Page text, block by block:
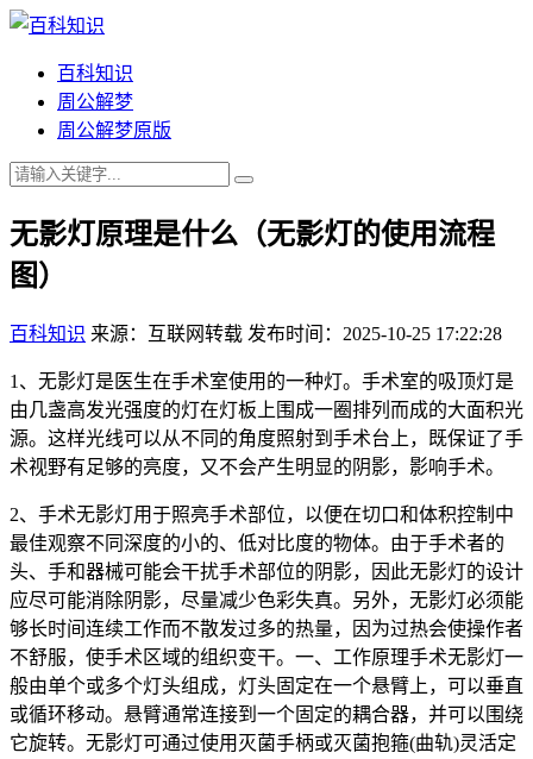
百科知识
周公解梦
周公解梦原版
无影灯原理是什么（无影灯的使用流程
图）
百科知识 来源：互联网转载 发布时间：2025-10-25 17:22:28
1、无影灯是医生在手术室使用的一种灯。手术室的吸顶灯是
由几盏高发光强度的灯在灯板上围成一圈排列而成的大面积光
源。这样光线可以从不同的角度照射到手术台上，既保证了手
术视野有足够的亮度，又不会产生明显的阴影，影响手术。
2、手术无影灯用于照亮手术部位，以便在切口和体积控制中
最佳观察不同深度的小的、低对比度的物体。由于手术者的
头、手和器械可能会干扰手术部位的阴影，因此无影灯的设计
应尽可能消除阴影，尽量减少色彩失真。另外，无影灯必须能
够长时间连续工作而不散发过多的热量，因为过热会使操作者
不舒服，使手术区域的组织变干。一、工作原理手术无影灯一
般由单个或多个灯头组成，灯头固定在一个悬臂上，可以垂直
或循环移动。悬臂通常连接到一个固定的耦合器，并可以围绕
它旋转。无影灯可通过使用灭菌手柄或灭菌抱箍(曲轨)灵活定